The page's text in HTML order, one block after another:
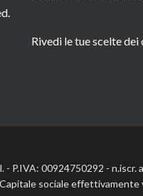
Rivedi le tue scelte dei
- P.IVA: 00924750292 -
sociale effettivamente